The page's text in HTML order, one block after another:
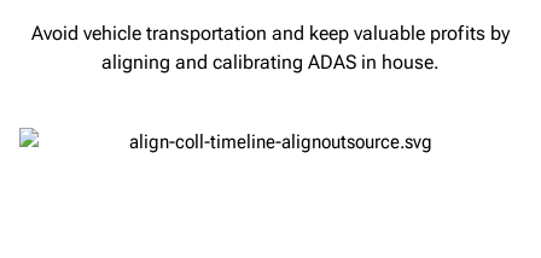
Avoid vehicle transportation and keep valuable profits by
aligning and calibrating ADAS in house.